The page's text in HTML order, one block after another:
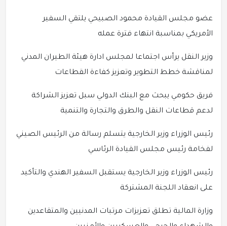
عضو مجلس القيادة محمود الصبيحي يلتقي السفير
الأمريكي بمناسبة انتهاء فترة عمله
وزير النقل يرأس اجتماعا لمجلس ادارة هيئة الطيران المدني
لمناقشة خطط التطوير وتعزيز كفاءة القطاعات
فريق حكومي يبحث مع البنك الدولي سبل تعزيز الشراكة
لدعم قطاعات النقل والطرق والتجارة والتنمية
رئيس الوزراء وزير الخارجية يتسلم رسالة من الرئيس الصيني
لفخامة رئيس مجلس القيادة الرئاسي
رئيس الوزراء وزير الخارجية يستقبل السفير الهندي والتأكيد
على انعقاد اللجنة المشتركة
وزارة المالية تطلق تعزيزات مرتبات المدنيين والمتقاعدين